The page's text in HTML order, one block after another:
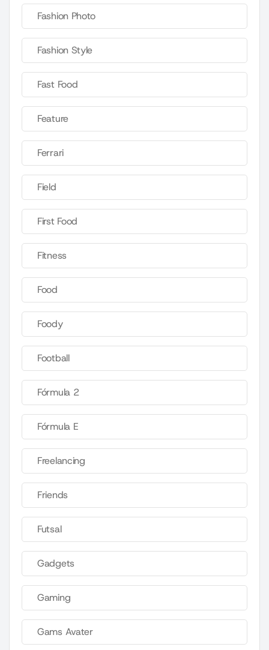
Fashion Photo
Fashion Style
Fast Food
Feature
Ferrari
Field
First Food
Fitness
Food
Foody
Football
Fórmula 2
Fórmula E
Freelancing
Friends
Futsal
Gadgets
Gaming
Gams Avater